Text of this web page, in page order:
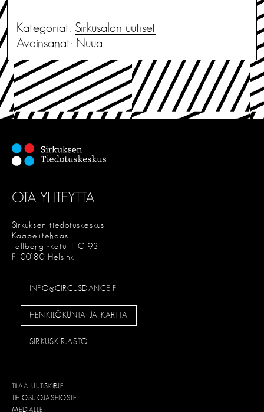
Kategoriat: Sirkusalan uutiset
Avainsanat: Nuua
OTA YHTEYTTÄ:
Sirkuksen tiedotuskeskus
Kaapelitehdas
Tallberginkatu 1 C 93
FI-00180 Helsinki
INFO@CIRCUSDANCE.FI
HENKILÖKUNTA JA KARTTA
SIRKUSKIRJASTO
TILAA UUTISKIRJE
TIETOSUOJASELOSTE
MEDIALLE